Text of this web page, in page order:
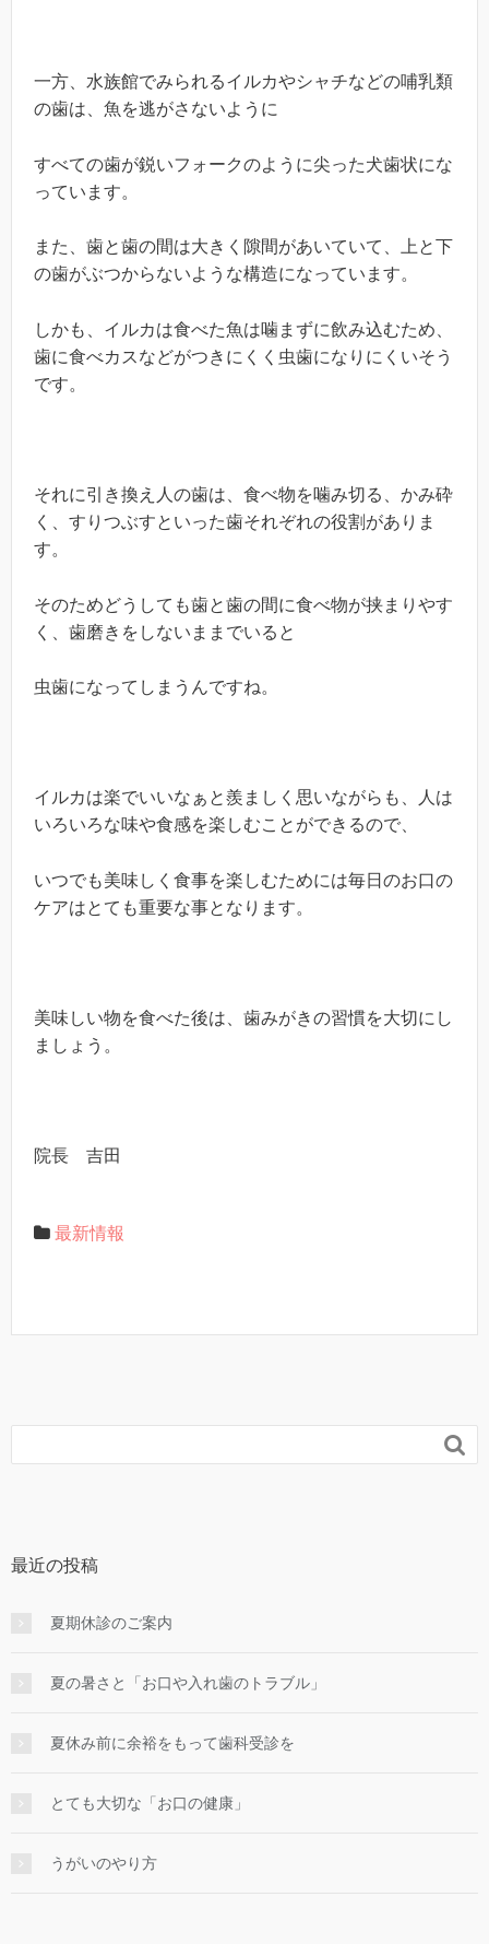
一方、水族館でみられるイルカやシャチなどの哺乳類
の歯は、魚を逃がさないように
すべての歯が鋭いフォークのように尖った犬歯状にな
っています。
また、歯と歯の間は大きく隙間があいていて、上と下
の歯がぶつからないような構造になっています。
しかも、イルカは食べた魚は噛まずに飲み込むため、
歯に食べカスなどがつきにくく虫歯になりにくいそう
です。
それに引き換え人の歯は、食べ物を噛み切る、かみ砕
く、すりつぶすといった歯それぞれの役割がありま
す。
そのためどうしても歯と歯の間に食べ物が挟まりやす
く、歯磨きをしないままでいると
虫歯になってしまうんですね。
イルカは楽でいいなぁと羨ましく思いながらも、人は
いろいろな味や食感を楽しむことができるので、
いつでも美味しく食事を楽しむためには毎日のお口の
ケアはとても重要な事となります。
美味しい物を食べた後は、歯みがきの習慣を大切にし
ましょう。
院長 吉田
最新情報

最近の投稿
夏期休診のご案内
夏の暑さと「お口や入れ歯のトラブル」
夏休み前に余裕をもって歯科受診を
とても大切な「お口の健康」
うがいのやり⽅